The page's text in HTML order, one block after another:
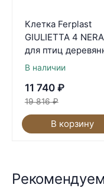
Клетка Ferplast
GIULIETTA 4 NERA
для птиц
В наличии
11 740 ₽
19 816 ₽
В корзину